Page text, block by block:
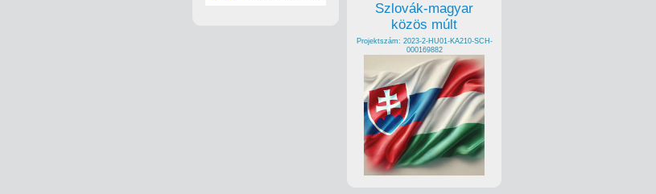
Szlovák-magyar
közös múlt
Projektszám: 2023-2-HU01-KA210-SCH-
000169882